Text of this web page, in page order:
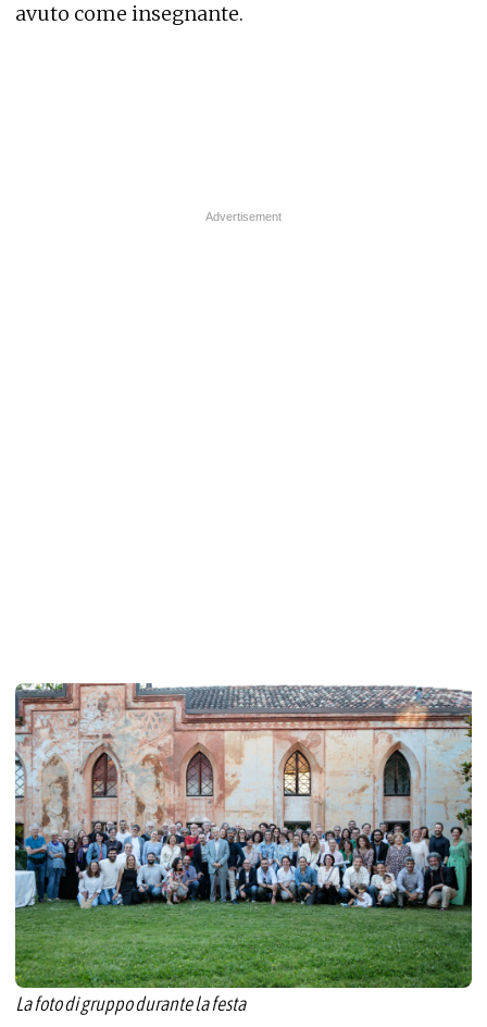
avuto come insegnante.
La foto di gruppo durante la festa